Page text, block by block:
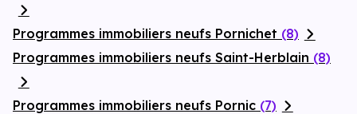
Programmes immobiliers neufs Pornichet (8)
Programmes immobiliers neufs Saint-Herblain (8)
Programmes immobiliers neufs Pornic (7)